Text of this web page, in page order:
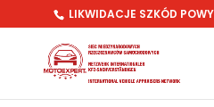
LIKWIDACJE SZKÓD